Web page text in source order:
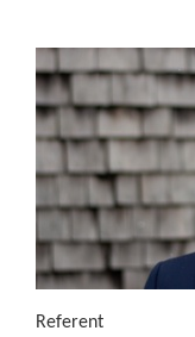
Referent